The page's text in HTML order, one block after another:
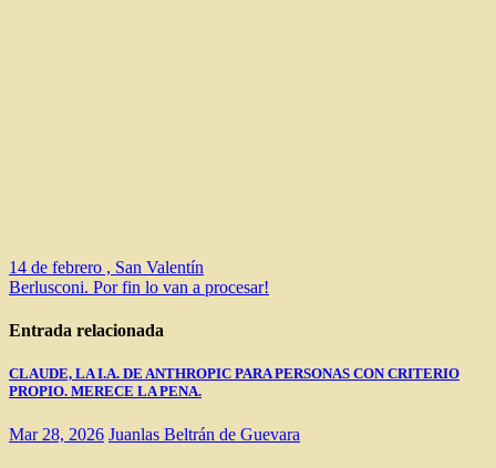
Navegación
de
entradas
14 de febrero , San Valentín
Berlusconi. Por fin lo van a procesar!
Entrada relacionada
CLAUDE, LA I.A. DE ANTHROPIC PARA PERSONAS CON CRITERIO
PROPIO. MERECE LA PENA.
Mar 28, 2026 Juanlas Beltrán de Guevara